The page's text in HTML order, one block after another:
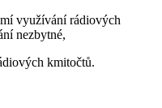
využívání rádiových
nezbytné,
kmitočtů.